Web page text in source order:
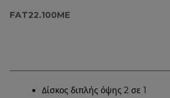
FAT22.100ME
Δίσκος διπλής όψης 2 σε 1